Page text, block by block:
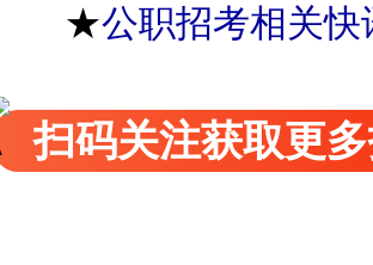
★公职招考相关快
扫码关注获取更